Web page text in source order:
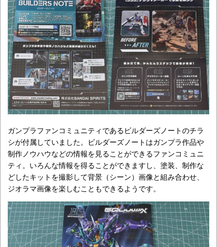
ガンプラファンコミュニティであるビルダーズノートのチラ
シが付属していました。ビルダーズノートはガンプラ作品や
制作ノウハウなどの情報を見ることができるファンコミュニ
ティ。いろんな情報を得ることができますし、塗装、制作な
どしたキットを撮影して背景（シーン）画像と組み合わせ、
ジオラマ画像を楽しむこともできるようです。